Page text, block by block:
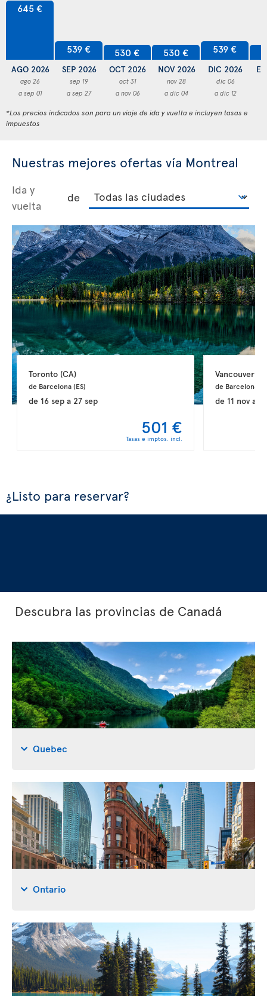
645 €
AGO 2026
ago 26
a sep 01
539 €
SEP 2026
sep 19
a sep 27
530 €
OCT 2026
oct 31
a nov 06
530 €
NOV 2026
nov 28
a dic 04
539 €
DIC 2026
dic 06
a dic 12
*Los precios indicados son para un viaje de ida y vuelta e incluyen tasas e
impuestos
Nuestras mejores ofertas vía Montreal
Ida y
vuelta
de
Toronto (CA)
de Barcelona (ES)
de 16 sepa 27 sep
501 €
Tasas e imptos. incl.
Vancouver
de Barcelona
de 11 nov a
¿Listo para reservar?
Descubra las provincias de Canadá
Quebec
Ontario